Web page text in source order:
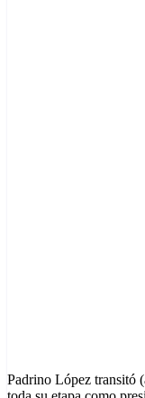
Padrino López transitó